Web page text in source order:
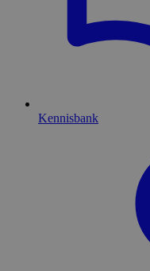
Kennisbank